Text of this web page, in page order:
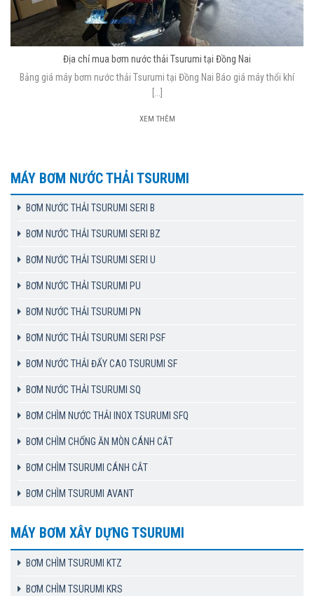
MÁY BƠM NƯỚC THẢI TSURUMI
BƠM NƯỚC THẢI TSURUMI SERI B
BƠM NƯỚC THẢI TSURUMI SERI BZ
BƠM NƯỚC THẢI TSURUMI SERI U
BƠM NƯỚC THẢI TSURUMI PU
BƠM NƯỚC THẢI TSURUMI PN
BƠM NƯỚC THẢI TSURUMI SERI PSF
BƠM NƯỚC THẢI ĐẨY CAO TSURUMI SF
BƠM NƯỚC THẢI TSURUMI SQ
BƠM CHÌM NƯỚC THẢI INOX TSURUMI SFQ
BƠM CHÌM CHỐNG ĂN MÒN CÁNH CẮT
BƠM CHÌM TSURUMI CÁNH CẮT
BƠM CHÌM TSURUMI AVANT
MÁY BƠM XÂY DỰNG TSURUMI
BƠM CHÌM TSURUMI KTZ
BƠM CHÌM TSURUMI KRS
Địa chỉ mua bơm nước thải Tsurumi tại Đồng Nai
Bảng giá máy bơm nước thải Tsurumi tại Đồng Nai Báo giá máy thổi khí
[...]
XEM THÊM